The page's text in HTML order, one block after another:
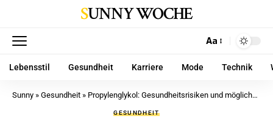
SUNNY WOCHE
Aa
Lebensstil Gesundheit Karriere Mode Technik
Sunny » Gesundheit » Propylenglykol: Gesundheitsrisiken und mögliche schädliche Auswirkungen erklärt
GESUNDHEIT